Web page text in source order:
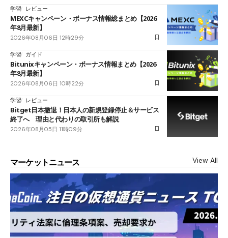
学習 レビュー
MEXCキャンペーン・ボーナス情報総まとめ【2026
年8月最新】
2026年08月06日 12時29分
学習 ガイド
Bitunixキャンペーン・ボーナス情報まとめ【2026
年8月最新】
2026年08月06日 10時22分
学習 レビュー
Bitget日本撤退！日本人の新規登録停止＆サービス
終了へ 理由と代わりの取引所も解説
2026年08月05日 11時09分
マーケットニュース View All